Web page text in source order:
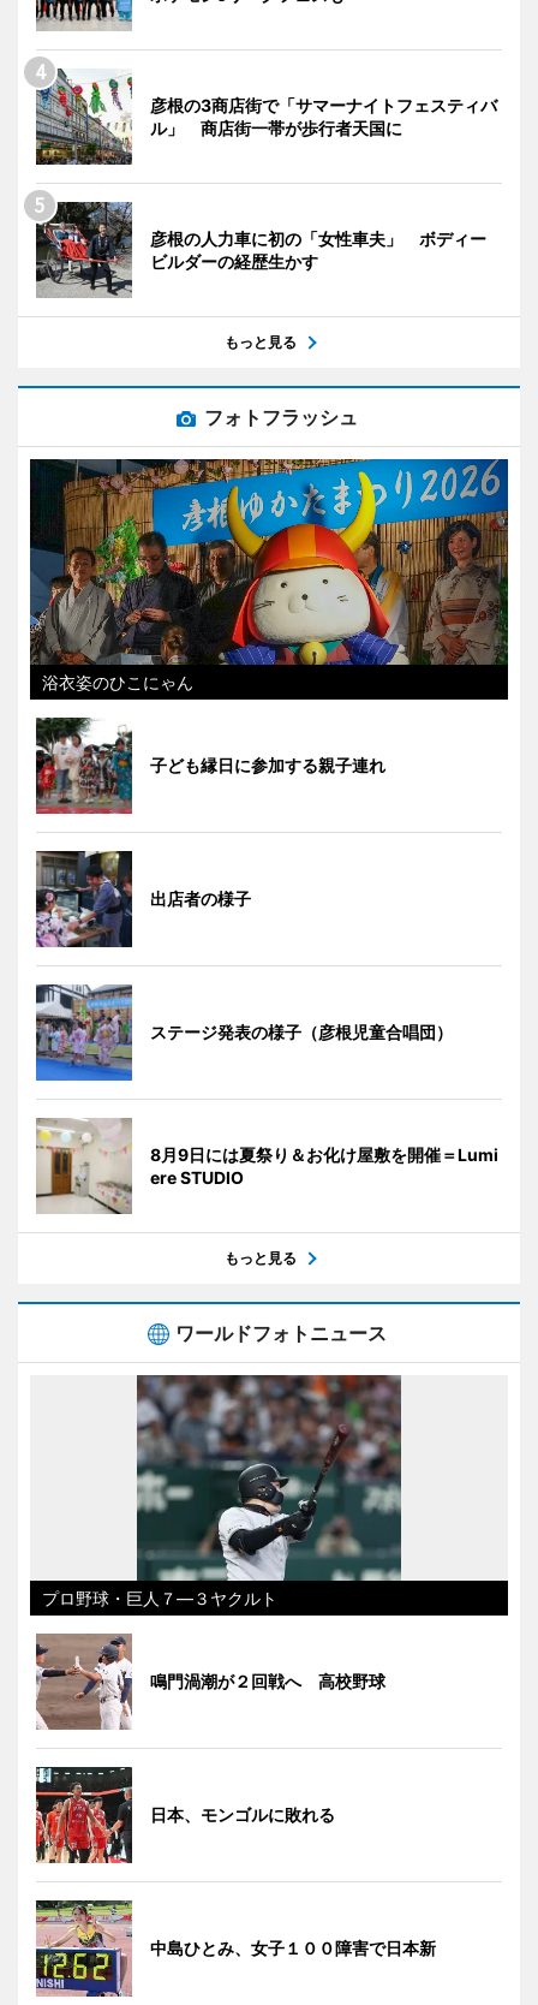
彦根の3商店街で「サマーナイトフェスティバ
ル」 商店街一帯が歩行者天国に
彦根の人力車に初の「女性車夫」 ボディー
ビルダーの経歴生かす
もっと見る
フォトフラッシュ
浴衣姿のひこにゃん
子ども縁日に参加する親子連れ
出店者の様子
ステージ発表の様子（彦根児童合唱団）
8月9日には夏祭り＆お化け屋敷を開催＝Lumi
ere STUDIO
もっと見る
ワールドフォトニュース
プロ野球・巨人７―３ヤクルト
鳴門渦潮が２回戦へ 高校野球
日本、モンゴルに敗れる
中島ひとみ、女子１００障害で日本新